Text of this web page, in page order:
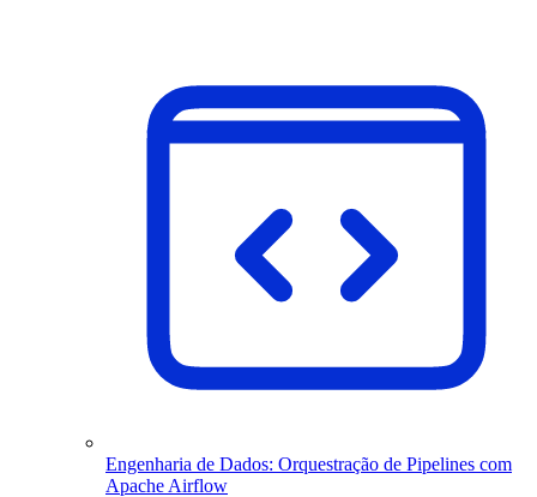
Engenharia de Dados: Orquestração de Pipelines com
Apache Airflow